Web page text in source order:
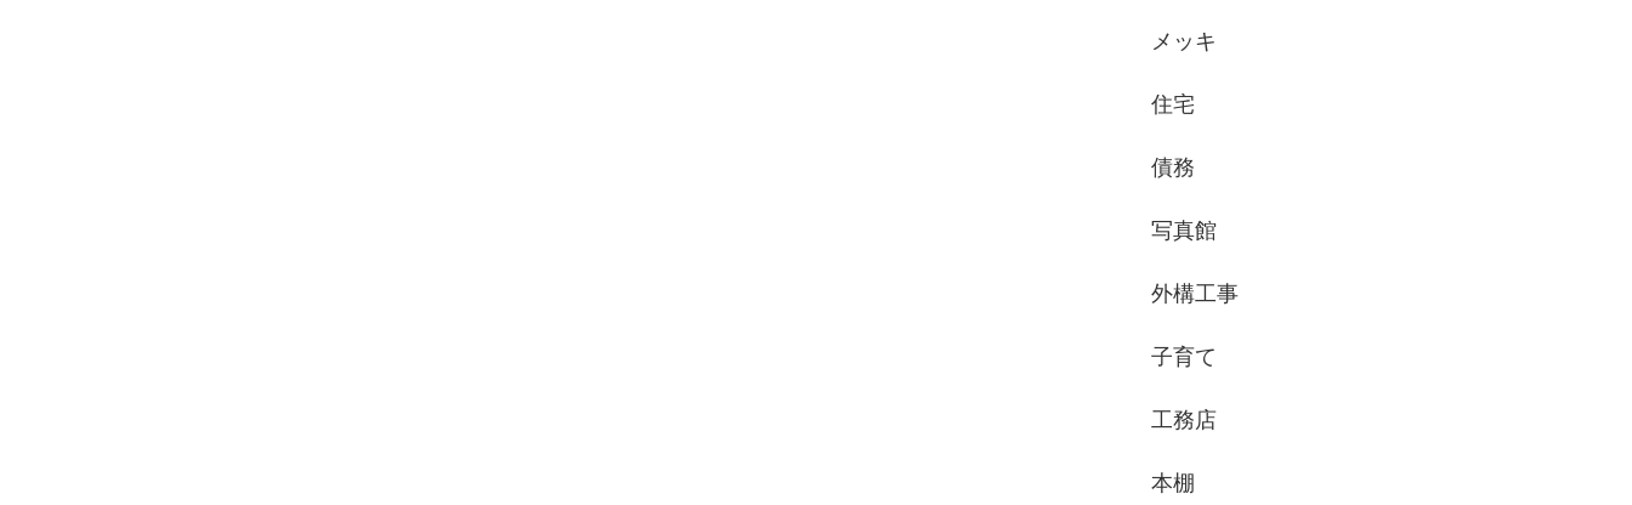
メッキ
住宅
債務
写真館
外構工事
子育て
工務店
本棚